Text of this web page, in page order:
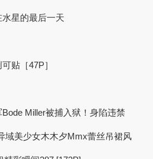
星的最后一天
贴［47P］
Miller被捕入狱！身陷违禁
域美少女木木夕Mmx蕾丝吊裙风